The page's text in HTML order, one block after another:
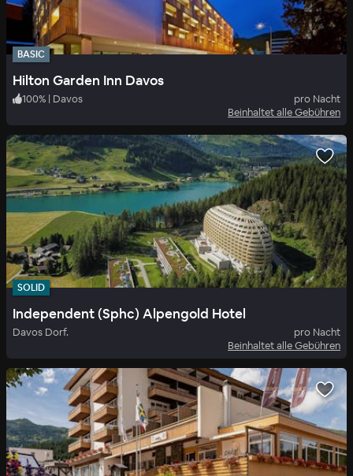
BASIC
Hilton Garden Inn Davos
100% | Davos
pro Nacht
Beinhaltet alle Gebühren
SOLID
Independent (Sphc) Alpengold Hotel
Davos Dorf.
pro Nacht
Beinhaltet alle Gebühren